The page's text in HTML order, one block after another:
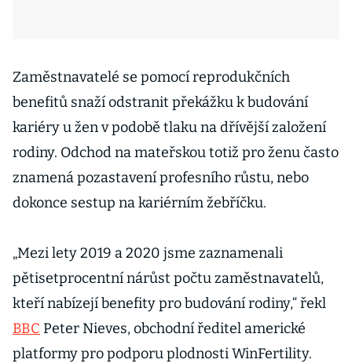
Zaměstnavatelé se pomocí reprodukčních
benefitů snaží odstranit překážku k budování
kariéry u žen v podobě tlaku na dřívější založení
rodiny. Odchod na mateřskou totiž pro ženu často
znamená pozastavení profesního růstu, nebo
dokonce sestup na kariérním žebříčku.
„Mezi lety 2019 a 2020 jsme zaznamenali
pětisetprocentní nárůst počtu zaměstnavatelů,
kteří nabízejí benefity pro budování rodiny,“ řekl
BBC Peter Nieves, obchodní ředitel americké
platformy pro podporu plodnosti WinFertility.